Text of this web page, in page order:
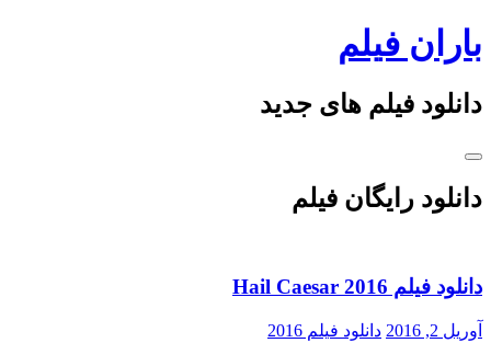
Skip
to
content
باران فیلم
دانلود فیلم های جدید
دانلود رایگان فیلم
دانلود فیلم Hail Caesar 2016
آوریل 2, 2016 دانلود فیلم 2016